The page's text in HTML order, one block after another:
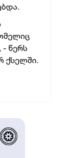
წერს
ქსელში.